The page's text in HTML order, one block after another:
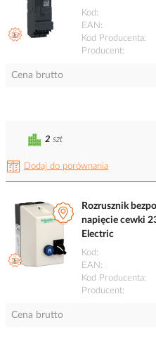
Kod
EAN
Kod Producenta
Producent
Cena brutto
Dodaj do porównania
2 szt
Rozrusznik
napięcie cewki
Electric
Kod
EAN
Kod Producenta
Producent
Cena brutto